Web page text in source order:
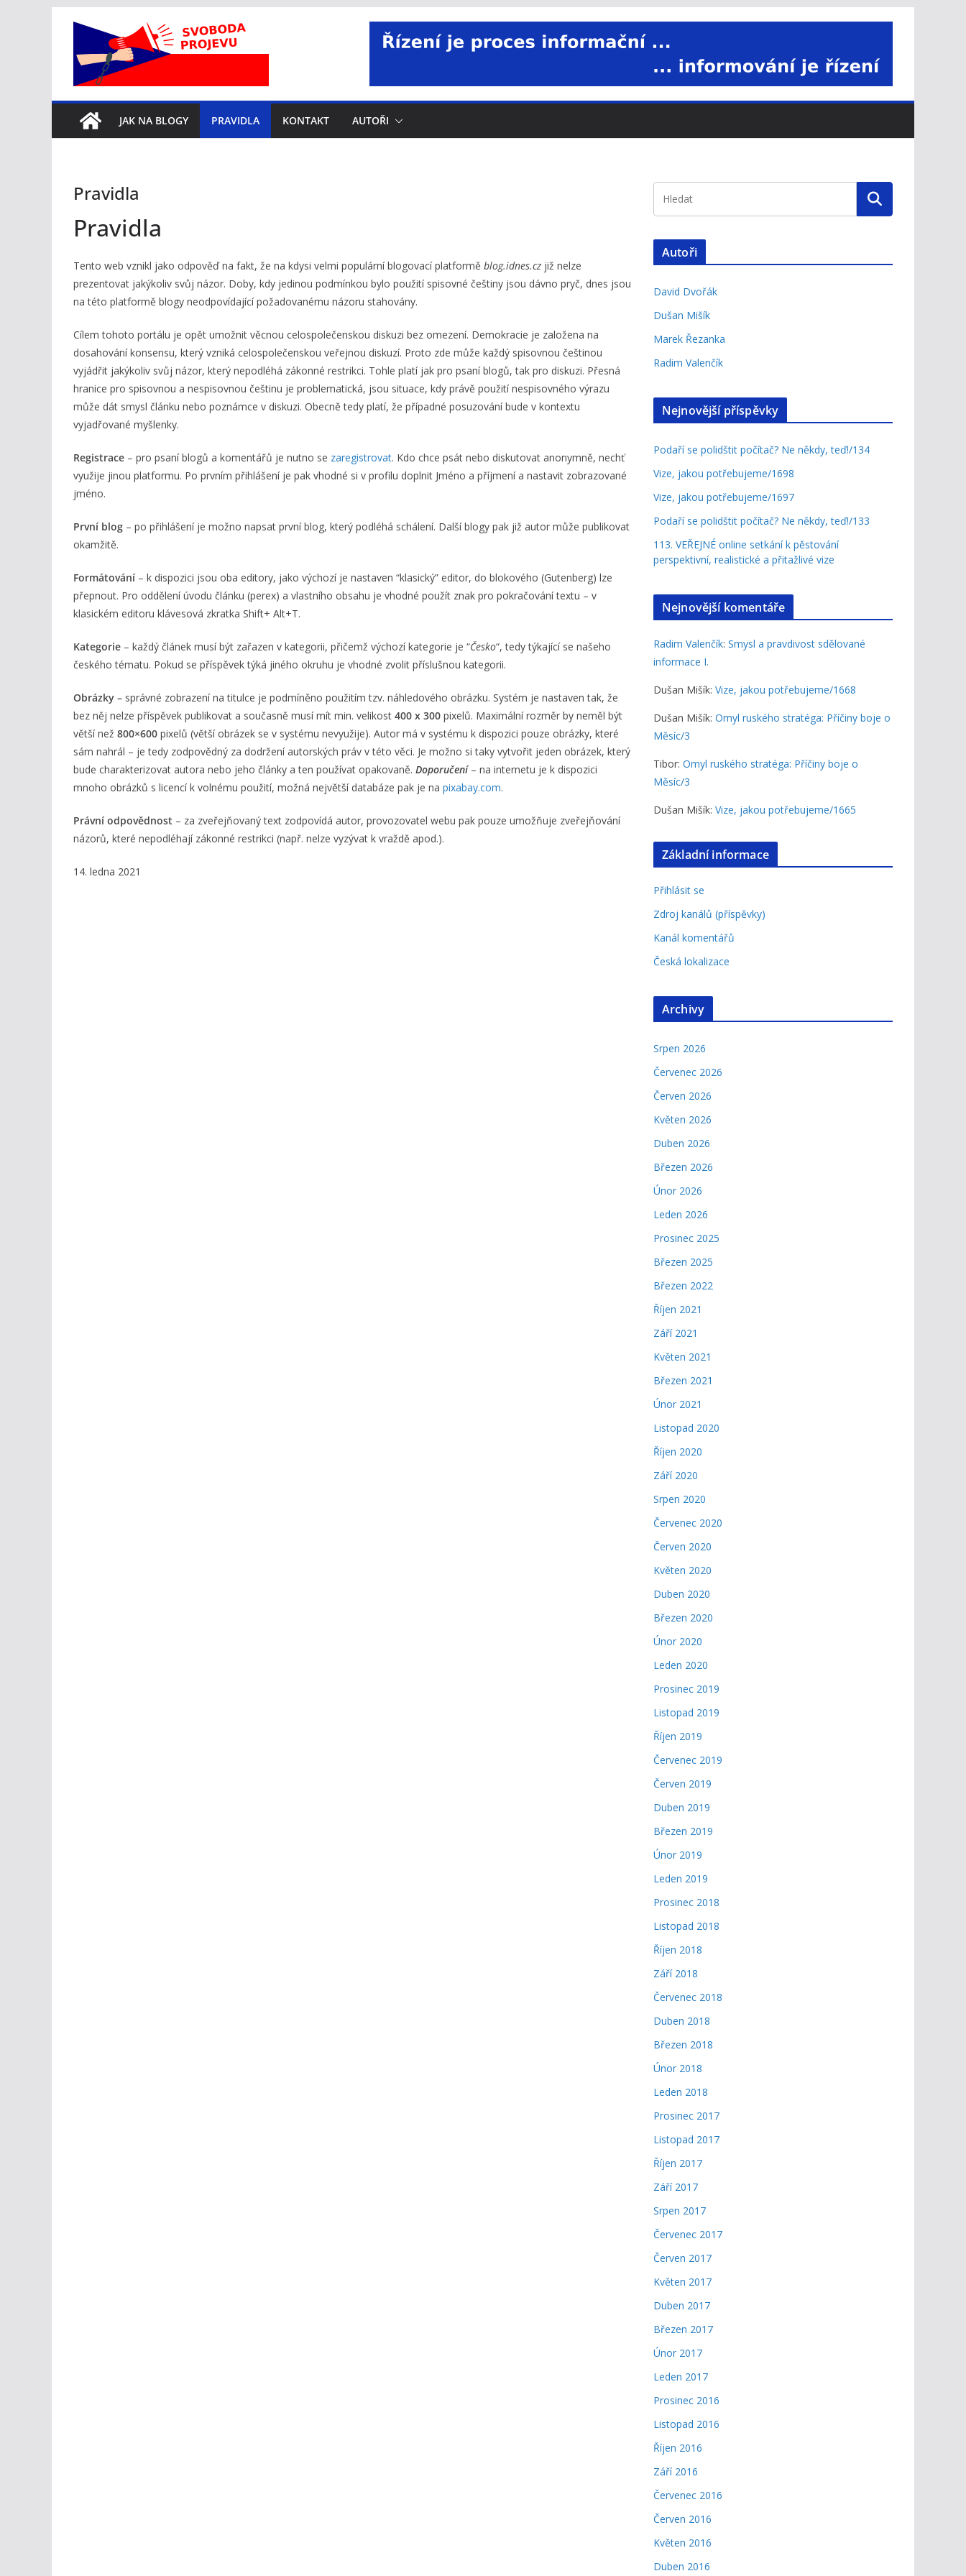
obsah
JAK NA BLOGY PRAVIDLA KONTAKT AUTOŘI
Pravidla
Pravidla
Tento web vznikl jako odpověď na fakt, že na kdysi velmi populární blogovací platformě blog.idnes.cz již nelze
prezentovat jakýkoliv svůj názor. Doby, kdy jedinou podmínkou bylo použití spisovné češtiny jsou dávno pryč, dnes jsou
na této platformě blogy neodpovídající požadovanému názoru stahovány.
Cílem tohoto portálu je opět umožnit věcnou celospolečenskou diskuzi bez omezení. Demokracie je založena na
dosahování konsensu, který vzniká celospolečenskou veřejnou diskuzí. Proto zde může každý spisovnou češtinou
vyjádřit jakýkoliv svůj názor, který nepodléhá zákonné restrikci. Tohle platí jak pro psaní blogů, tak pro diskuzi. Přesná
hranice pro spisovnou a nespisovnou češtinu je problematická, jsou situace, kdy právě použití nespisovného výrazu
může dát smysl článku nebo poznámce v diskuzi. Obecně tedy platí, že případné posuzování bude v kontextu
vyjadřované myšlenky.
Registrace – pro psaní blogů a komentářů je nutno se zaregistrovat. Kdo chce psát nebo diskutovat anonymně, nechť
využije jinou platformu. Po prvním přihlášení je pak vhodné si v profilu doplnit Jméno a příjmení a nastavit zobrazované
jméno.
První blog – po přihlášení je možno napsat první blog, který podléhá schálení. Další blogy pak již autor může publikovat
okamžitě.
Formátování – k dispozici jsou oba editory, jako výchozí je nastaven “klasický” editor, do blokového (Gutenberg) lze
přepnout. Pro oddělení úvodu článku (perex) a vlastního obsahu je vhodné použít znak pro pokračování textu – v
klasickém editoru klávesová zkratka Shift+ Alt+T.
Kategorie – každý článek musí být zařazen v kategorii, přičemž výchozí kategorie je “Česko“, tedy týkající se našeho
českého tématu. Pokud se příspěvek týká jiného okruhu je vhodné zvolit příslušnou kategorii.
Obrázky – správné zobrazení na titulce je podmíněno použitím tzv. náhledového obrázku. Systém je nastaven tak, že
bez něj nelze příspěvek publikovat a současně musí mít min. velikost 400 x 300 pixelů. Maximální rozměr by neměl být
větší než 800×600 pixelů (větší obrázek se v systému nevyužije). Autor má v systému k dispozici pouze obrázky, které
sám nahrál – je tedy zodpovědný za dodržení autorských práv v této věci. Je možno si taky vytvořit jeden obrázek, který
bude charakterizovat autora nebo jeho články a ten používat opakovaně. Doporučení– na internetu je k dispozici
mnoho obrázků s licencí k volnému použití, možná největší databáze pak je na pixabay.com.
Právní odpovědnost – za zveřejňovaný text zodpovídá autor, provozovatel webu pak pouze umožňuje zveřejňování
názorů, které nepodléhají zákonné restrikci (např. nelze vyzývat k vraždě apod.).
14. ledna 2021
Autoři
David Dvořák
Dušan Mišík
Marek Řezanka
Radim Valenčík
Nejnovější příspěvky
Podaří se polidštit počítač? Ne někdy, teď!/134
Vize, jakou potřebujeme/1698
Vize, jakou potřebujeme/1697
Podaří se polidštit počítač? Ne někdy, teď!/133
113. VEŘEJNÉ online setkání k pěstování
perspektivní, realistické a přitažlivé vize
Nejnovější komentáře
Radim Valenčík: Smysl a pravdivost sdělované
informace I.
Dušan Mišík: Vize, jakou potřebujeme/1668
Dušan Mišík: Omyl ruského stratéga: Příčiny boje o
Měsíc/3
Tibor: Omyl ruského stratéga: Příčiny boje o
Měsíc/3
Dušan Mišík: Vize, jakou potřebujeme/1665
Základní informace
Přihlásit se
Zdroj kanálů (příspěvky)
Kanál komentářů
Česká lokalizace
Archivy
Srpen 2026
Červenec 2026
Červen 2026
Květen 2026
Duben 2026
Březen 2026
Únor 2026
Leden 2026
Prosinec 2025
Březen 2025
Březen 2022
Říjen 2021
Září 2021
Květen 2021
Březen 2021
Únor 2021
Listopad 2020
Říjen 2020
Září 2020
Srpen 2020
Červenec 2020
Červen 2020
Květen 2020
Duben 2020
Březen 2020
Únor 2020
Leden 2020
Prosinec 2019
Listopad 2019
Říjen 2019
Červenec 2019
Červen 2019
Duben 2019
Březen 2019
Únor 2019
Leden 2019
Prosinec 2018
Listopad 2018
Říjen 2018
Září 2018
Červenec 2018
Duben 2018
Březen 2018
Únor 2018
Leden 2018
Prosinec 2017
Listopad 2017
Říjen 2017
Září 2017
Srpen 2017
Červenec 2017
Červen 2017
Květen 2017
Duben 2017
Březen 2017
Únor 2017
Leden 2017
Prosinec 2016
Listopad 2016
Říjen 2016
Září 2016
Červenec 2016
Červen 2016
Květen 2016
Duben 2016